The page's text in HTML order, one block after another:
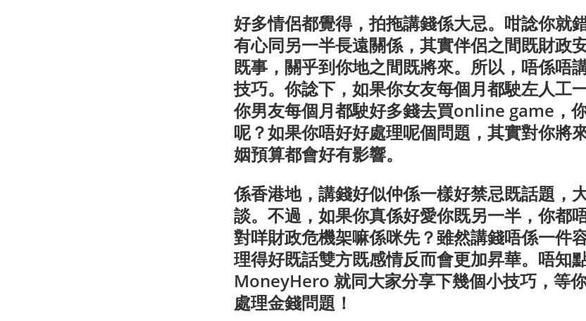
好多情侶都覺得，拍拖講錢係大忌。咁諗你就
有心同另一半長遠關係，其實伴侶之間既財政
既事，關乎到你地之間既將來。所以，唔係唔
技巧。你諗下，如果你女友每個月都駛左人工
你男友每個月都駛好多錢去買online game，
呢？如果你唔好好處理呢個問題，其實對你將
姻預算都會好有影響。
係香港地，講錢好似仲係一樣好禁忌既話題，
談。不過，如果你真係好愛你既另一半，你都
對咩財政危機架嘛係咪先？雖然講錢唔係一件
理得好既話雙方既感情反而會更加昇華。唔知
MoneyHero 就同大家分享下幾個小技巧，等
處理金錢問題！